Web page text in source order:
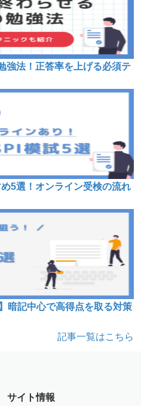
強法！正答率を上げる必須テ
5選！オンライン受検の流れ
暗記中心で高得点を取る対策
記事一覧はこちら
サイト情報